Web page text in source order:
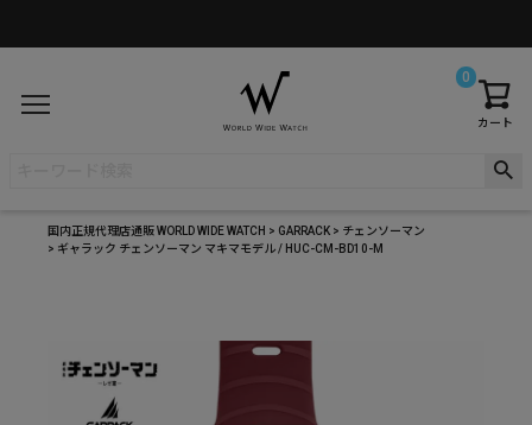
カート
0
国内正規代理店通販 WORLD WIDE WATCH GARRACK
チェンソーマン
ギャラック チェンソーマン マキマモデル / HUC-CM-BD10-M